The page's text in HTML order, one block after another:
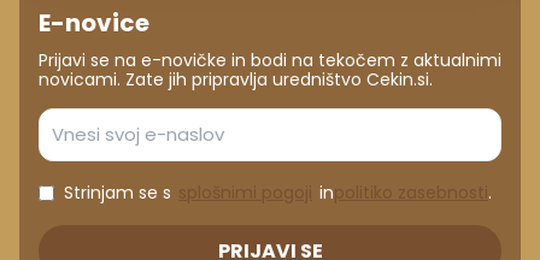
E-novice
Prijavi se na e-novičke in bodi na tekočem z aktualnimi
novicami. Zate jih pripravlja uredništvo Cekin.si.
Strinjam se s in .
PRIJAVI SE